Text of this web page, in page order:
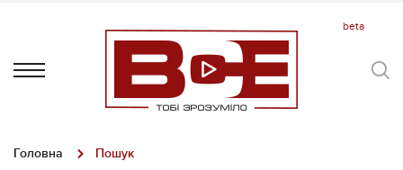
Головна Пошук